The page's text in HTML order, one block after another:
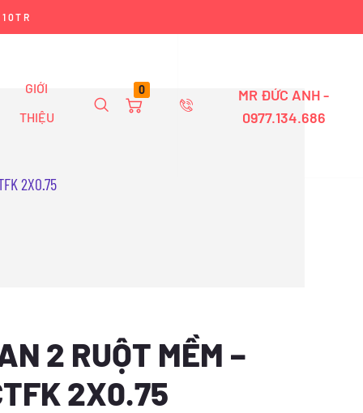
GIỚI
THIỆU
0
MR ĐỨC ANH -
0977.134.686
2X0.75
2 RUỘT MỀM –
2X0.75